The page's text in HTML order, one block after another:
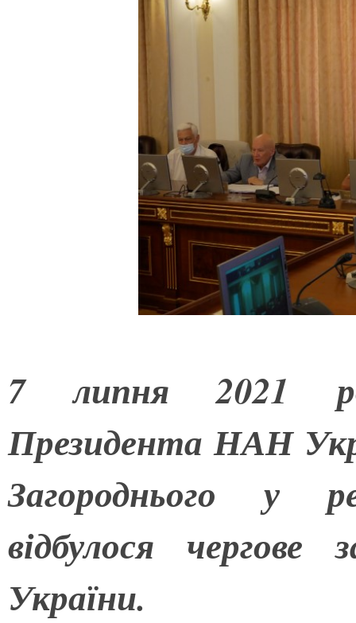
7 липня 2021
Президента НАН
Загороднього у
відбулося чергове
України.